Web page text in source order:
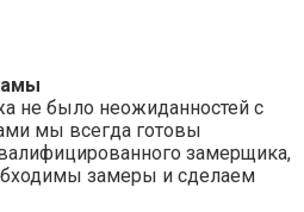
не было неожиданностей с
мы всегда готовы
замерщика,
замеры и сделаем